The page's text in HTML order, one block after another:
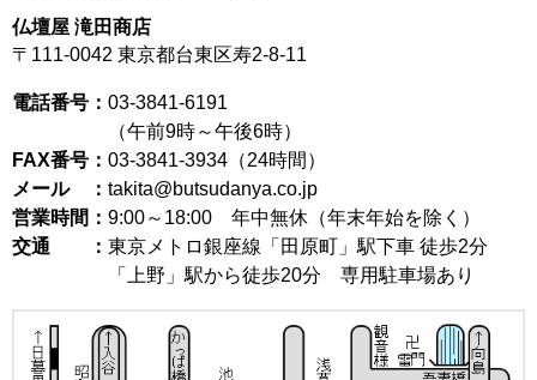
仏壇屋 滝田商店
〒111-0042 東京都台東区寿2-8-11
電話番号： 03-3841-6191
（午前9時～午後6時）
FAX番号： 03-3841-3934（24時間）
メール ： takita@butsudanya.co.jp
営業時間： 9:00～18:00 年中無休（年末年始を除く）
交通 ： 東京メトロ銀座線「田原町」駅下車 徒歩2分
「上野」駅から徒歩20分 専用駐車場あり